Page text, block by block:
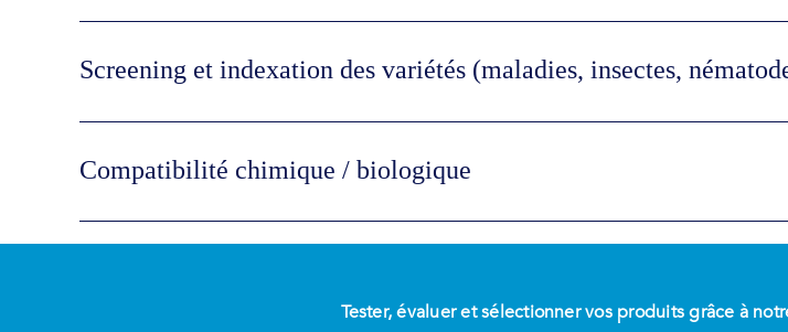
Screening et indexation des variétés (maladies, insectes,
Compatibilité chimique / biologique
Tester, évaluer et sélectionner vos produits grâce à